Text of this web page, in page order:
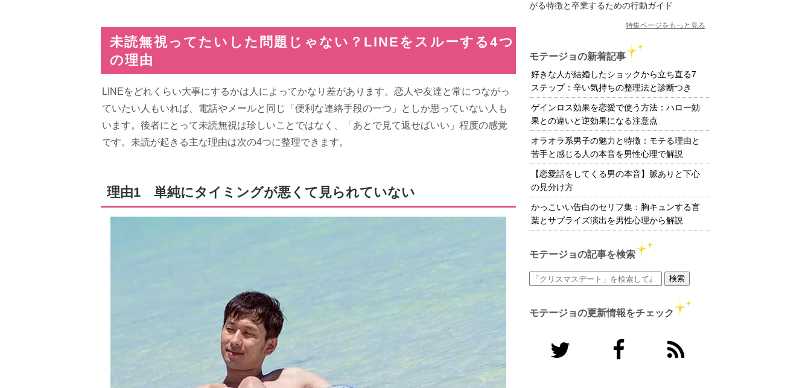
未読無視ってたいした問題じゃない？LINEをスルーする4つ
の理由
LINEをどれくらい大事にするかは人によってかなり差があります。恋人や友達と常につながっ
ていたい人もいれば、電話やメールと同じ「便利な連絡手段の一つ」としか思っていない人も
います。後者にとって未読無視は珍しいことではなく、「あとで見て返せばいい」程度の感覚
です。未読が起きる主な理由は次の4つに整理できます。
理由1 単純にタイミングが悪くて見られていない
がる特徴と卒業するための行動ガイド
特集ページをもっと見る
モテージョの新着記事
好きな人が結婚したショックから立ち直る7
ステップ：辛い気持ちの整理法と診断つき
ゲインロス効果を恋愛で使う方法：ハロー効
果との違いと逆効果になる注意点
オラオラ系男子の魅力と特徴：モテる理由と
苦手と感じる人の本音を男性心理で解説
【恋愛話をしてくる男の本音】脈ありと下心
の見分け方
かっこいい告白のセリフ集：胸キュンする言
葉とサプライズ演出を男性心理から解説
モテージョの記事を検索
モテージョの更新情報をチェック